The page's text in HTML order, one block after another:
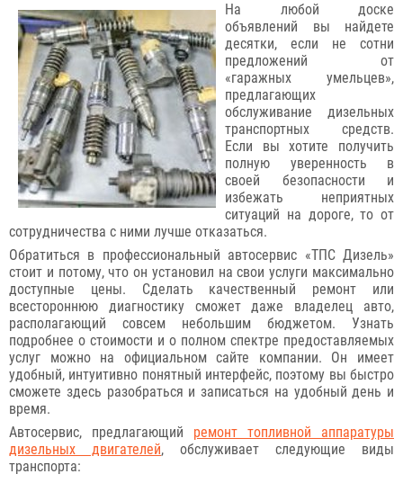
На любой доске
объявлений вы найдете
десятки, если не сотни
предложений от
«гаражных умельцев»,
предлагающих
обслуживание дизельных
транспортных средств.
Если вы хотите получить
полную уверенность в
своей безопасности и
избежать неприятных
ситуаций на дороге, то от
сотрудничества с ними лучше отказаться.
Обратиться в профессиональный автосервис «ТПС Дизель»
стоит и потому, что он установил на свои услуги максимально
доступные цены. Сделать качественный ремонт или
всестороннюю диагностику сможет даже владелец авто,
располагающий совсем небольшим бюджетом. Узнать
подробнее о стоимости и о полном спектре предоставляемых
услуг можно на официальном сайте компании. Он имеет
удобный, интуитивно понятный интерфейс, поэтому вы быстро
сможете здесь разобраться и записаться на удобный день и
время.
Автосервис, предлагающий ремонт топливной аппаратуры
дизельных двигателей, обслуживает следующие виды
транспорта: